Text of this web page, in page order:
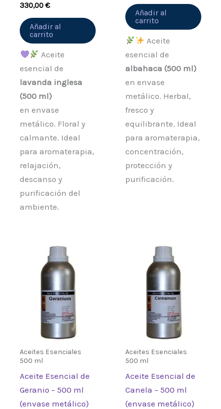
330,00€
Añadir al
carrito
Aceite
esencial de
lavanda inglesa
(500 ml)
en envase
metálico. Floral y
calmante. Ideal
para aromaterapia,
relajación,
descanso y
purificación del
ambiente.
Añadir al
carrito
Aceite
esencial de
albahaca (500 ml)
en envase
metálico. Herbal,
fresco y
equilibrante. Ideal
para aromaterapia,
concentración,
protección y
purificación.
Aceites Esenciales
500 ml
Aceite Esencial de
Geranio – 500 ml
(envase metálico)
Aceites Esenciales
500 ml
Aceite Esencial de
Canela – 500 ml
(envase metálico)